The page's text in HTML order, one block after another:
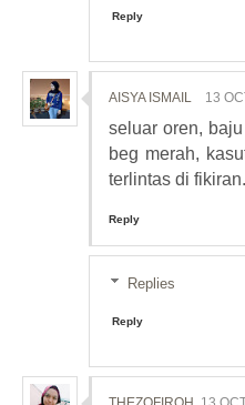
Reply
AISYA ISMAIL 13
seluar oren,
beg merah,
terlintas di fikiran.
Reply
Replies
Reply